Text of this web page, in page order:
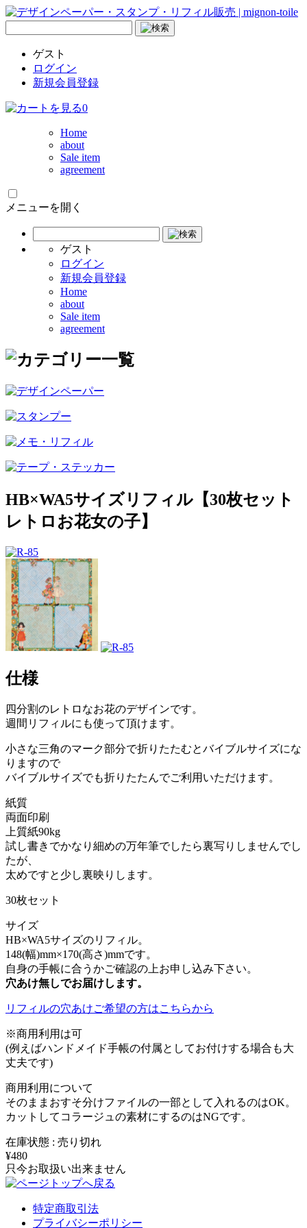
ゲスト
ログイン
新規会員登録
0
Home
about
Sale item
agreement
メニューを開く
ゲスト
ログイン
新規会員登録
Home
about
Sale item
agreement
HB×WA5サイズリフィル【30枚セット
レトロお花女の子】
仕様
四分割のレトロなお花のデザインです。
週間リフィルにも使って頂けます。
小さな三角のマーク部分で折りたたむとバイブルサイズにな
りますので
バイブルサイズでも折りたたんでご利用いただけます。
紙質
両面印刷
上質紙90kg
試し書きでかなり細めの万年筆でしたら裏写りしませんでし
たが、
太めですと少し裏映りします。
30枚セット
サイズ
HB×WA5サイズのリフィル。
148(幅)mm×170(高さ)mmです。
自身の手帳に合うかご確認の上お申し込み下さい。
穴あけ無しでお届けします。
リフィルの穴あけご希望の方はこちらから
※商用利用は可
(例えばハンドメイド手帳の付属としてお付けする場合も大
丈夫です)
商用利用について
そのままおすそ分けファイルの一部として入れるのはOK。
カットしてコラージュの素材にするのはNGです。
在庫状態 : 売り切れ
¥480
只今お取扱い出来ません
特定商取引法
プライバシーポリシー